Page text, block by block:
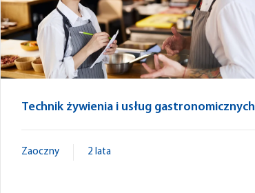
Technik żywienia i usług gastronomicznych
Zaoczny 2 lata